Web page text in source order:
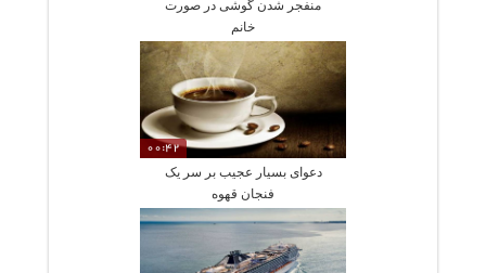
منفجر شدن گوشی در صورت
خانم
00:42
دعوای بسیار عجیب بر سر یک
فنجان قهوه